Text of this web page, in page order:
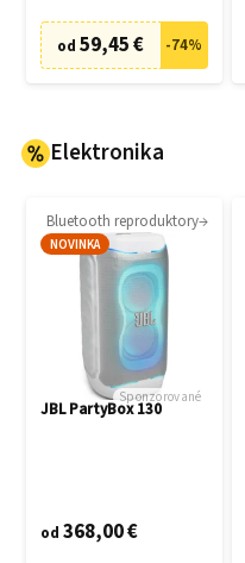
od 59,45 € -74%
Elektronika
Bluetooth reproduktory
NOVINKA
Sponzorované
JBL PartyBox 130
od 368,00 €